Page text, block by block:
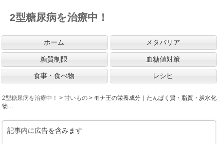
2型糖尿病を治療中！
ホーム メタバリア
糖質制限 血糖値対策
食事・食べ物 レシピ
2型糖尿病を治療中！ >甘いもの > モナ王の栄養成分｜たんぱく質・脂質・炭水化
物…
記事内に広告を含みます